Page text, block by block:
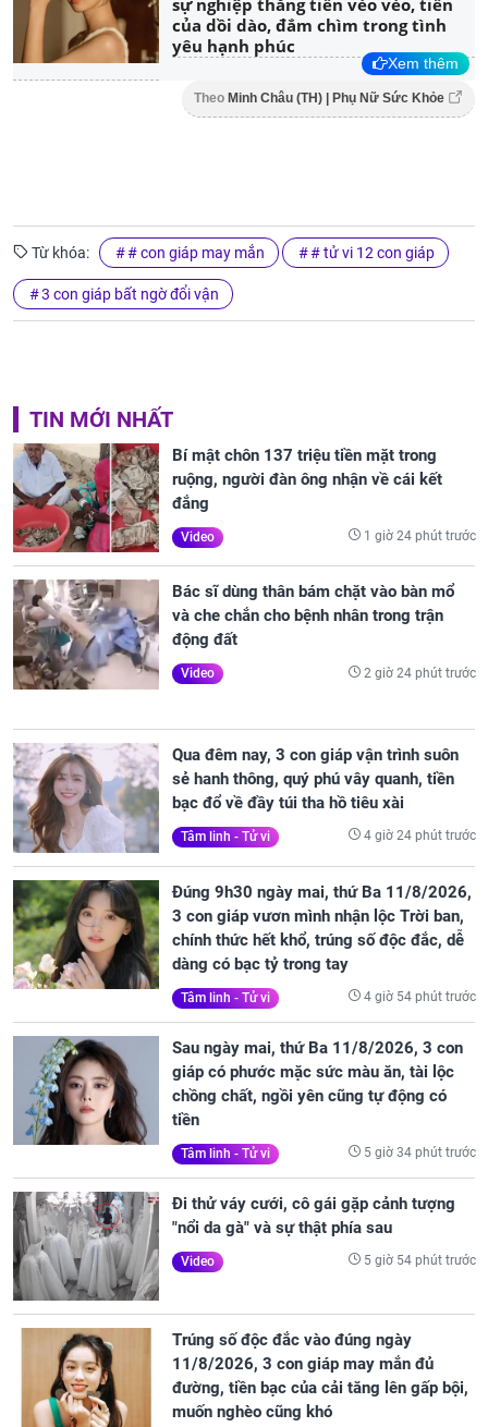
sự nghiệp thăng tiến vèo vèo, tiền
của dồi dào, đắm chìm trong tình
yêu hạnh phúc
Xem thêm
Theo Minh Châu (TH) | Phụ Nữ Sức Khỏe
Từ khóa: # con giáp may mắn # tử vi 12 con giáp
3 con giáp bất ngờ đổi vận
TIN MỚI NHẤT
Bí mật chôn 137 triệu tiền mặt trong
ruộng, người đàn ông nhận về cái kết
đắng
Video 1 giờ 24 phút trước
Bác sĩ dùng thân bám chặt vào bàn mổ
và che chắn cho bệnh nhân trong trận
động đất
Video 2 giờ 24 phút trước
Qua đêm nay, 3 con giáp vận trình suôn
sẻ hanh thông, quý phú vây quanh, tiền
bạc đổ về đầy túi tha hồ tiêu xài
Tâm linh - Tử vi 4 giờ 24 phút trước
Đúng 9h30 ngày mai, thứ Ba 11/8/2026,
3 con giáp vươn mình nhận lộc Trời ban,
chính thức hết khổ, trúng số độc đắc, dễ
dàng có bạc tỷ trong tay
Tâm linh - Tử vi 4 giờ 54 phút trước
Sau ngày mai, thứ Ba 11/8/2026, 3 con
giáp có phước mặc sức màu ăn, tài lộc
chồng chất, ngồi yên cũng tự động có
tiền
Tâm linh - Tử vi 5 giờ 34 phút trước
Đi thử váy cưới, cô gái gặp cảnh tượng
"nổi da gà" và sự thật phía sau
Video 5 giờ 54 phút trước
Trúng số độc đắc vào đúng ngày
11/8/2026, 3 con giáp may mắn đủ
đường, tiền bạc của cải tăng lên gấp bội,
muốn nghèo cũng khó